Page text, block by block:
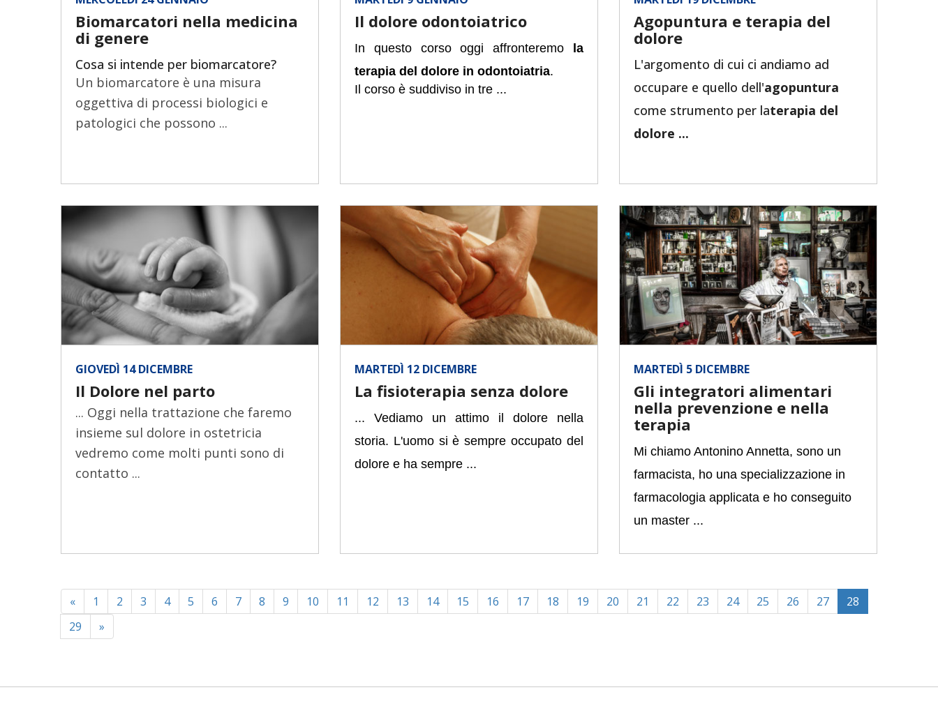
Biomarcatori nella medicina
di genere
Cosa si intende per biomarcatore?
Un biomarcatore è una misura
oggettiva di processi biologici e
patologici che possono ...
Il dolore odontoiatrico
In questo corso oggi affronteremo
la
terapia del dolore in odontoiatria.
Il corso è suddiviso in tre ...
Agopuntura e terapia del
dolore
L'argomento di cui ci andiamo ad
occupare e quello dell'agopuntura
come strumento per laterapia del
dolore ...
GIOVEDÌ 14 DICEMBRE
Il Dolore nel parto
... Oggi nella trattazione che faremo
insieme sul dolore in ostetricia
vedremo come molti punti sono di
contatto ...
MARTEDÌ 12 DICEMBRE
La fisioterapia senza dolore
... Vediamo un attimo il dolore nella
storia. L'uomo si è sempre occupato del
dolore e ha sempre ...
MARTEDÌ 5 DICEMBRE
Gli integratori alimentari
nella prevenzione e nella
terapia
Mi chiamo Antonino Annetta, sono un
farmacista, ho una specializzazione in
farmacologia applicata e ho conseguito
un master ...
« 1 2 3 4 5 6 7 8 9 10 11 12 13 14 15 16 17 18 19 20 21 22 23 24 25 26 27 28
29
»